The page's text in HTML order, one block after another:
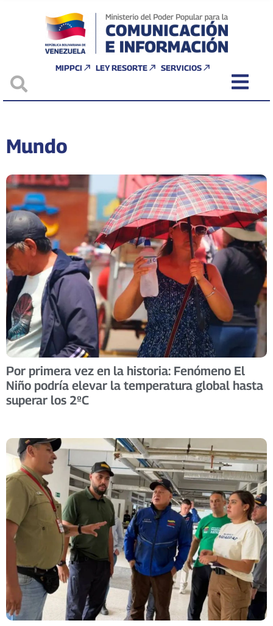
MIPPCI LEY RESORTE SERVICIOS
Mundo
Por primera vez en la historia: Fenómeno El
Niño podría elevar la temperatura global hasta
superar los 2ºC